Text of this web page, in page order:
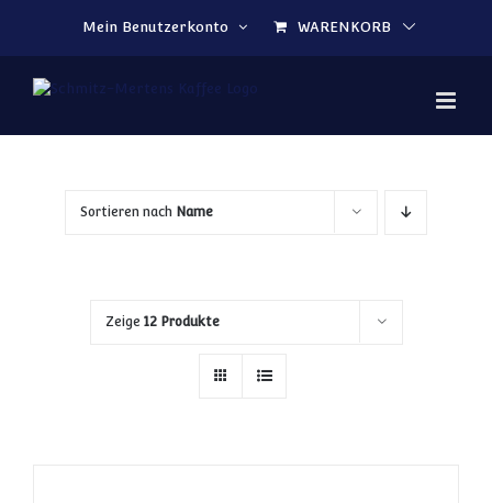
Mein Benutzerkonto
WARENKORB
Sortieren nach Name
Zeige 12 Produkte